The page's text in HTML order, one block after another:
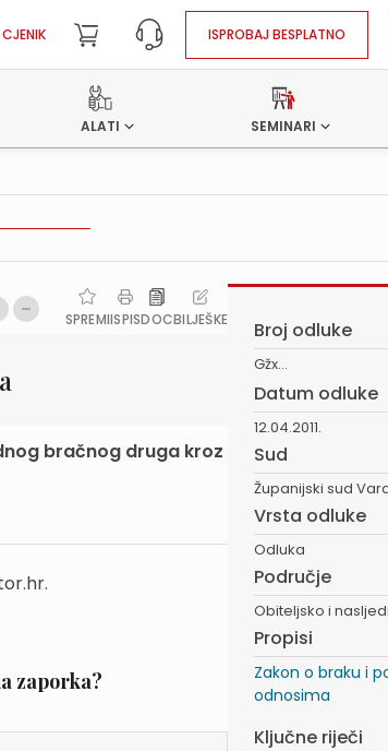
CJENIK ISPROBAJ BESPLATNO
ALATI SEMINARI
SPREMIISPISDOCBILJEŠKE
bračnog druga kroz
zaporka?
Broj odluke
Gžx...
Datum odluke
12.04.2011.
Sud
Županijski sud
Vrsta odluke
Odluka
Područje
Obiteljsko i
Propisi
Zakon o braku i
odnosima
Ključne riječi